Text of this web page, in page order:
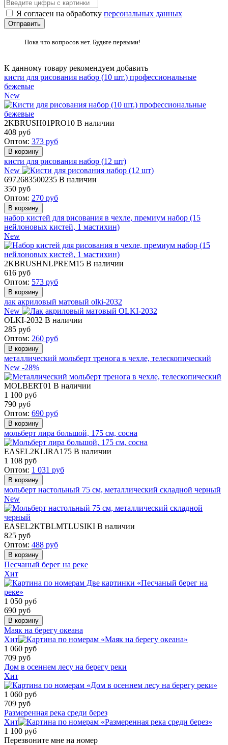
Я согласен на обработку персональных данных
Пока что вопросов нет. Будьте первыми!
К данному товару рекомендуем добавить
кисти для рисования набор (10 шт.) профессиональные
бежевые
New
2KBRUSH01PRO10 В наличии
408 руб
Оптом: 373 руб
кисти для рисования набор (12 шт)
New
6972683500235 В наличии
350 руб
Оптом: 270 руб
набор кистей для рисования в чехле, премиум набор (15
нейлоновых кистей, 1 мастихин)
New
2KBRUSHNLPREM15 В наличии
616 руб
Оптом: 573 руб
лак акриловый матовый olki-2032
New
OLKI-2032 В наличии
285 руб
Оптом: 260 руб
металлический мольберт тренога в чехле, телескопический
New -28%
MOLBERT01 В наличии
1 100 руб
790 руб
Оптом: 690 руб
мольберт лира большой, 175 см, сосна
EASEL2KLIRA175 В наличии
1 108 руб
Оптом: 1 031 руб
мольберт настольный 75 см, металлический складной черный
New
EASEL2KTBLMTLUSIKI В наличии
825 руб
Оптом: 488 руб
Песчаный берег на реке
Хит
1 050 руб
690 руб
Маяк на берегу океана
Хит
1 060 руб
709 руб
Дом в осеннем лесу на берегу реки
Хит
1 060 руб
709 руб
Размеренная река среди берез
Хит
1 100 руб
Перезвоните мне на номер